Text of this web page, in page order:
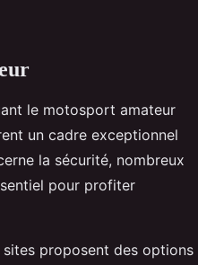
le motosport amateur
un cadre exceptionnel
la sécurité, nombreux
pour profiter
sites proposent des options